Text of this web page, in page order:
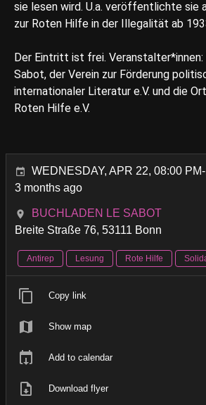
sie lesen wird. U.a. veröffentlichte sie
zur Roten Hilfe in der Illegalität ab
Der Eintritt ist frei. Veranstalter*innen:
Sabot, der Verein zur Förderung
internationaler Literatur e.V. und die
Roten Hilfe e.V.
WEDNESDAY, APR 22, 08:00
3 months ago
BUCHLADEN LE SABOT
Breite Straße 76, 53111 Bonn
Antirep Lesung Rote Hilfe
Copy link
Show map
Add to calendar
Download flyer